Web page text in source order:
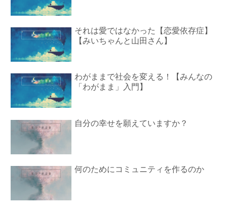
それは愛ではなかった【恋愛依存症】
【みいちゃんと山田さん】
わがままで社会を変える！【みんなの
「わがまま」入門】
自分の幸せを願えていますか？
何のためにコミュニティを作るのか